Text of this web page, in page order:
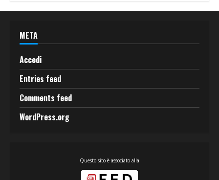
META
Accedi
Entries feed
Comments feed
WordPress.org
Questo sito è associato alla